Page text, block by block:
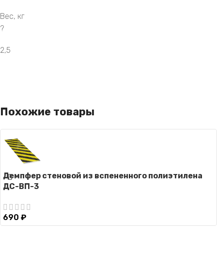
Вес, кг
?
2,5
Похожие товары
Демпфер стеновой из вспененного полиэтилена
ДС-ВП-3
690 ₽